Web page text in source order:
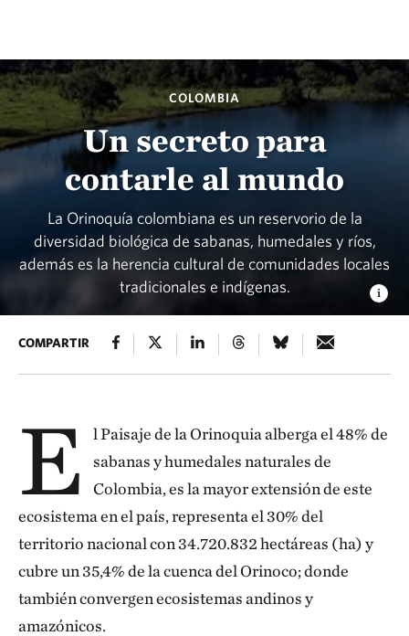
COLOMBIA
Un secreto para
contarle al mundo
La Orinoquía colombiana es un reservorio de la
diversidad biológica de sabanas, humedales y ríos,
además es la herencia cultural de comunidades locales
tradicionales e indígenas.
COMPARTIR
E
l Paisaje de la Orinoquia alberga el 48% de
sabanas y hume­dales naturales de
Colombia, es la mayor extensión de este
ecosistema en el país, representa el 30% del
territorio na­cional con 34.720.832 hectáreas (ha) y
cubre un 35,4% de la cuenca del Orinoco; donde
también convergen ecosistemas andinos y
amazónicos.